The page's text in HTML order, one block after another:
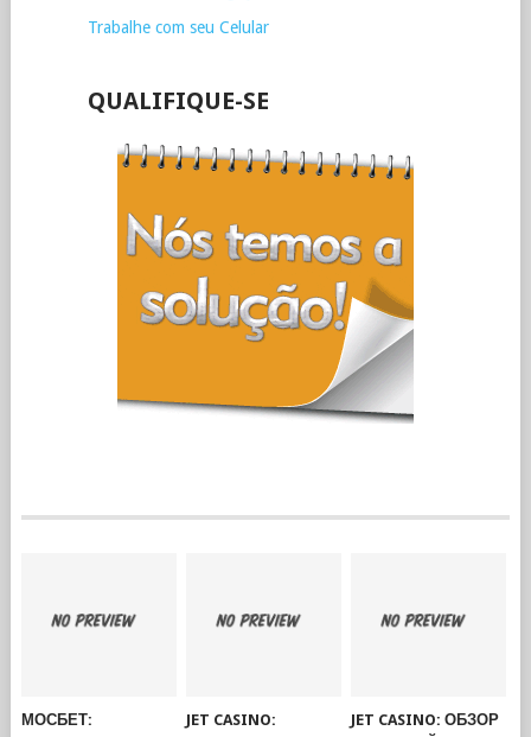
Trabalhe com seu Celular
QUALIFIQUE-SE
МОСБЕТ:
JET CASINO:
JET CASINO: ОБЗОР